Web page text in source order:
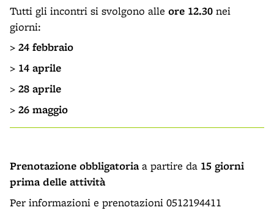
Tutti gli incontri si svolgono alle ore 12.30 nei
giorni:
> 24 febbraio
> 14 aprile
> 28 aprile
> 26 maggio
Prenotazione obbligatoriaa partire da 15 giorni
prima delle attività
Per informazioni e prenotazioni 0512194411